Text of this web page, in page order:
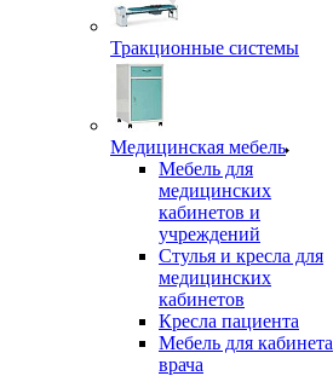
Тракционные системы
Медицинская мебель
Мебель для
медицинских
кабинетов и
учреждений
Стулья и кресла для
медицинских
кабинетов
Кресла пациента
Мебель для кабинета
врача